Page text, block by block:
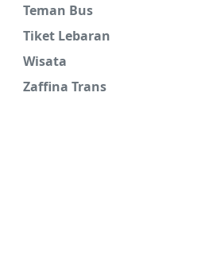
Teman Bus
Tiket Lebaran
Wisata
Zaffina Trans